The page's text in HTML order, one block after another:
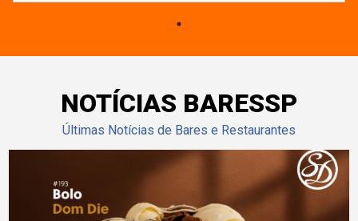
NOTÍCIAS BARESSP
Últimas Notícias de Bares e Restaurantes